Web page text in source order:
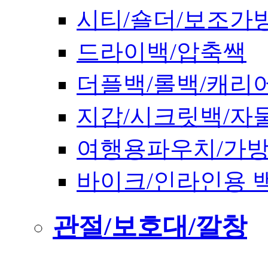
시티/숄더/보조가
드라이백/압축쌕
더플백/롤백/캐리
지갑/시크릿백/자
여행용파우치/가
바이크/인라인용
관절/보호대/깔창